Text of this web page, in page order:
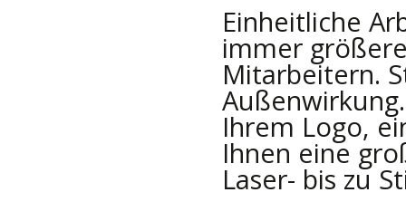
Einheitliche
immer
Mitarbeitern.
Ihrem Logo,
Ihnen eine
Laser- bis zu